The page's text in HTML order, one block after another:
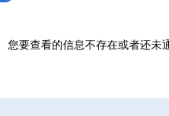
您要查看的信息不存在或者还未